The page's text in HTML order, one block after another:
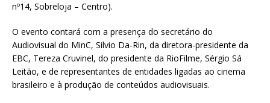
nº14, Sobreloja – Centro).
O evento contará com a presença do secretário do
Audiovisual do MinC, Silvio Da-Rin, da diretora-presidente da
EBC, Tereza Cruvinel, do presidente da RioFilme, Sérgio Sá
Leitão, e de representantes de entidades ligadas ao cinema
brasileiro e à produção de conteúdos audiovisuais.